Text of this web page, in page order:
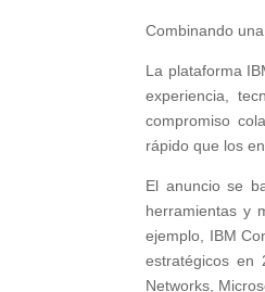
Combinando
La plataforma
experiencia,
compromiso
rápido que los
El anuncio se
herramientas y
ejemplo, IBM
estratégicos en
Networks,